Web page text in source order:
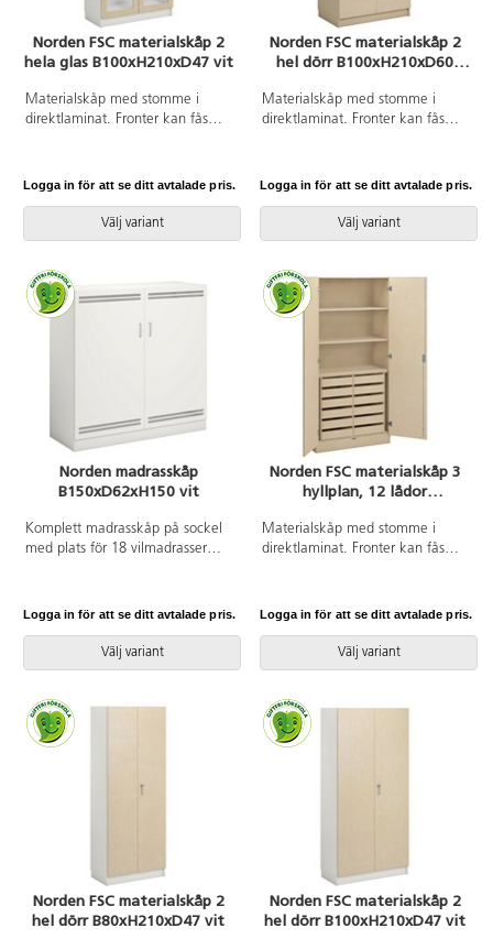
Norden FSC materialskåp 2
hela glas B100xH210xD47 vit
Materialskåp med stomme i
direktlaminat. Fronter kan fås
hyllplan varav 3 flyttbara, 2
spanjolettlås (inkl. 2 nycklar), 170
graders öppningsvinkel.
att den får en extremt tålig yta.
Logga in för att se ditt avtalade pris.
Välj variant
Norden FSC materialskåp 2
hel dörr B100xH210xD60
Materialskåp med stomme i
direktlaminat. Fronter kan fås
hyllplan varav 3 flyttbara, 2 hela
nycklar) och 170 graders
öppningsvinkel. Högtryckslaminat
extremt tålig yta.
Logga in för att se ditt avtalade pris.
Välj variant
Norden madrasskåp
B150xD62xH150 vit
Komplett madrasskåp på sockel
med plats för 18 vilmadrasser
högtryckslaminat. Ventilation i
Lättstädat och välventilerat.
Logga in för att se ditt avtalade pris.
Välj variant
Norden FSC materialskåp 3
hyllplan, 12 lådor
Materialskåp med stomme i
direktlaminat. Fronter kan fås
hyllplan och 12 lådor, 2 hela
nycklar), 170 graders
öppningsvinkel. Högtryckslaminat
extremt tålig yta.
Logga in för att se ditt avtalade pris.
Välj variant
Norden FSC materialskåp 2
hel dörr B80xH210xD47 vit
Norden FSC materialskåp 2
hel dörr B100xH210xD47 vit